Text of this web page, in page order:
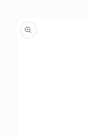
Passer aux
informations
produits